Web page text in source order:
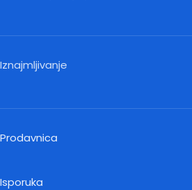
Iznajmljivanje
Prodavnica
Isporuka